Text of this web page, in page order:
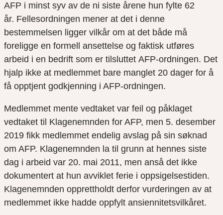
AFP i minst syv av de ni siste årene hun fylte 62
år. Fellesordningen mener at det i denne
bestemmelsen ligger vilkår om at det både må
foreligge en formell ansettelse og faktisk utføres
arbeid i en bedrift som er tilsluttet AFP-ordningen. Det
hjalp ikke at medlemmet bare manglet 20 dager for å
få opptjent godkjenning i AFP-ordningen.
Medlemmet mente vedtaket var feil og påklaget
vedtaket til Klagenemnden for AFP, men 5. desember
2019 fikk medlemmet endelig avslag på sin søknad
om AFP. Klagenemnden la til grunn at hennes siste
dag i arbeid var 20. mai 2011, men anså det ikke
dokumentert at hun avviklet ferie i oppsigelsestiden.
Klagenemnden opprettholdt derfor vurderingen av at
medlemmet ikke hadde oppfylt ansiennitetsvilkåret.